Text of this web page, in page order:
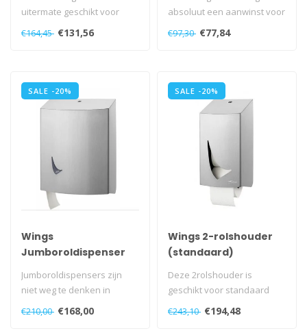
uitermate geschikt voor
kleinere ruimtes. Met de
aanschaf v..
€164,45 €131,56
absoluut een aanwinst voor
uw toiletruimte...
€97,30 €77,84
SALE -20%
Wings
Jumboroldispenser
Jumboroldispensers zijn
niet weg te denken in
drukbezochte toiletten...
€210,00 €168,00
SALE -20%
Wings 2-rolshouder
(standaard)
Deze 2rolshouder is
geschikt voor standaard
rollen. en heeft een
uitgesneden win..
€243,10 €194,48